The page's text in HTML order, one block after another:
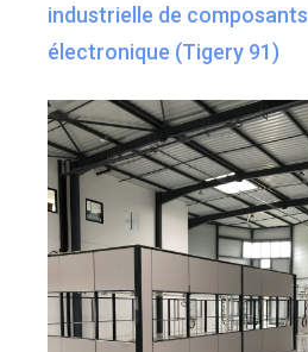
industrielle de composants
électronique (Tigery 91)